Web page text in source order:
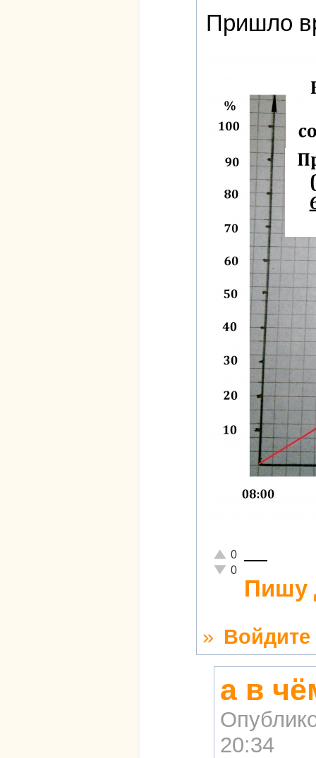
Пришло
Отлично!
0
Неадекватно!
0 —
Пишу
» Войдите
а в
20:34